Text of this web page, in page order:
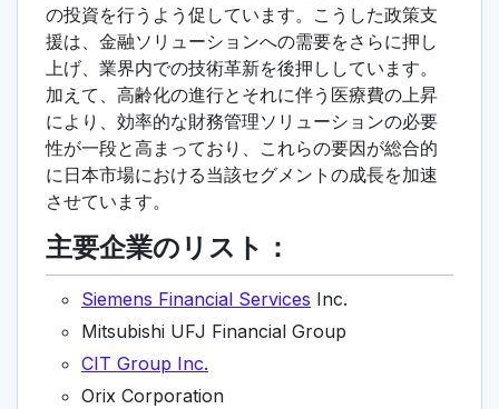
の投資を行うよう促しています。こうした政策支
援は、金融ソリューションへの需要をさらに押し
上げ、業界内での技術革新を後押ししています。
加えて、高齢化の進行とそれに伴う医療費の上昇
により、効率的な財務管理ソリューションの必要
性が一段と高まっており、これらの要因が総合的
に日本市場における当該セグメントの成長を加速
させています。
主要企業のリスト：
Siemens Financial Services Inc.
Mitsubishi UFJ Financial Group
CIT Group Inc.
Orix Corporation